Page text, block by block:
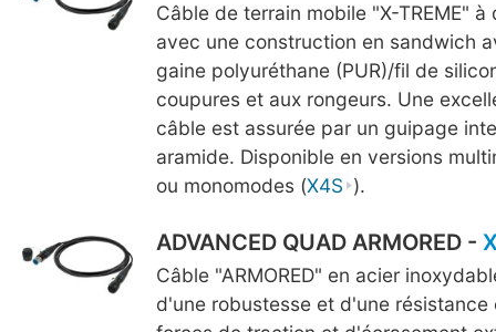
Câble de terrain mobile "X-TREME"
avec une construction en sandwich
gaine polyuréthane (PUR)/fil de
coupures et aux rongeurs. Une
câble est assurée par un guipage
aramide. Disponible en versions
ou monomodes (X4S ).
ADVANCED QUAD ARMORED -
Câble "ARMORED" en acier
d'une robustesse et d'une résistance